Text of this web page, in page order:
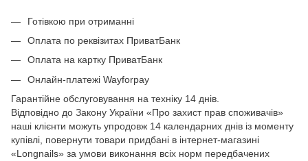
Готівкою при отриманні
Оплата по реквізитах ПриватБанк
Оплата на картку ПриватБанк
Онлайн-платежі Wayforpay
Гарантійне обслуговування на техніку 14 днів.
Відповідно до Закону України «Про захист прав споживачів»
наші клієнти можуть упродовж 14 календарних днів із моменту
купівлі, повернути товари придбані в інтернет-магазині
«Longnails» за умови виконання всіх норм передбачених